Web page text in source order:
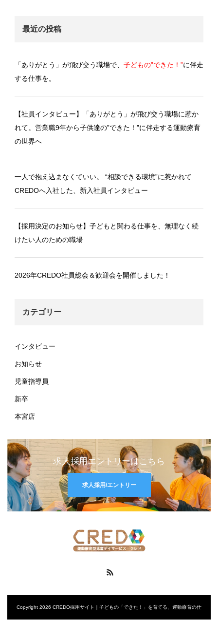
最近の投稿
「ありがとう」が飛び交う職場で、 子どもの”できた！”に伴走
する仕事を。
【社員インタビュー】「ありがとう」が飛び交う職場に惹か
れて。営業職9年から子供達の”できた！”に伴走する運動療育
の世界へ
一人で抱え込まなくていい。 “相談できる環境”に惹かれて
CREDOへ入社した、新入社員インタビュー
【採用決定のお知らせ】子どもと関わる仕事を、無理なく続
けたい人のための職場
2026年CREDO社員総会＆歓迎会を開催しました！
カテゴリー
インタビュー
お知らせ
児童指導員
新卒
本宮店
求人採用エントリーはこちら
求人採用/エントリー
Copyright 2026 CREDO採用サイト｜子どもの「できた！」を育てる、運動療育の仕